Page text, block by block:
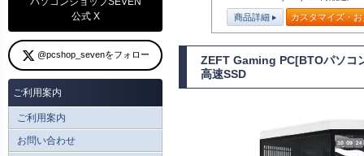
商品詳細 カスタマイズ・
ZEFT Gaming PC[BTOパソコ
高速SSD
公式 X
@pcshop_sevenをフォロー
ご利用案内
ご利用案内
お問い合わせ